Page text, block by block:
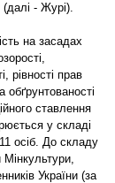
- Журі).
на засадах
рівності прав
обґрунтованості
ставлення
у складі
осіб. До складу
України (за